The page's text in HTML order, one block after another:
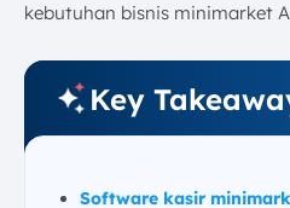
kebutuhan bisnis minimarket
Key
Software kasir